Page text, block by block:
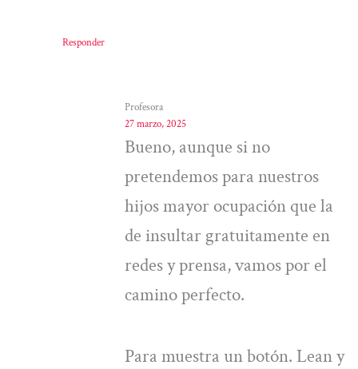
Responder
Profesora
27 marzo, 2025
Bueno, aunque si no
pretendemos para nuestros
hijos mayor ocupación que la
de insultar gratuitamente en
redes y prensa, vamos por el
camino perfecto.
Para muestra un botón. Lean y